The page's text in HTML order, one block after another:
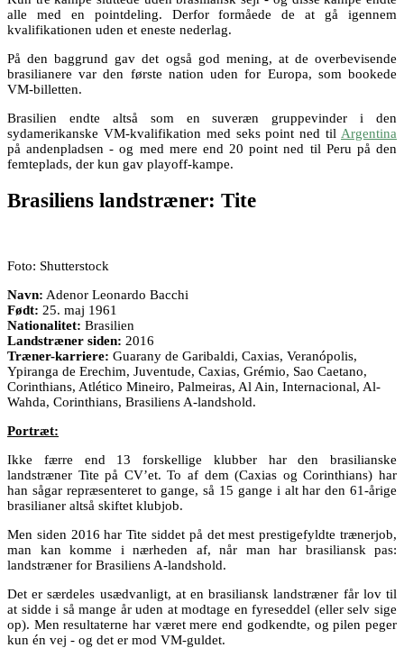
alle med en pointdeling. Derfor formåede de at gå igennem
kvalifikationen uden et eneste nederlag.
På den baggrund gav det også god mening, at de overbevisende
brasilianere var den første nation uden for Europa, som bookede
VM-billetten.
Brasilien endte altså som en suveræn gruppevinder i den
sydamerikanske VM-kvalifikation med seks point ned til Argentina
på andenpladsen - og med mere end 20 point ned til Peru på den
femteplads, der kun gav playoff-kampe.
Brasiliens landstræner: Tite
Foto: Shutterstock
Navn: Adenor Leonardo Bacchi
Født: 25. maj 1961
Nationalitet: Brasilien
Landstræner siden: 2016
Træner-karriere: Guarany de Garibaldi, Caxias, Veranópolis,
Ypiranga de Erechim, Juventude, Caxias, Grémio, Sao Caetano,
Corinthians, Atlético Mineiro, Palmeiras, Al Ain, Internacional, Al-
Wahda, Corinthians, Brasiliens A-landshold.
Portræt:
Ikke færre end 13 forskellige klubber har den brasilianske
landstræner Tite på CV’et. To af dem (Caxias og Corinthians) har
han sågar repræsenteret to gange, så 15 gange i alt har den 61-årige
brasilianer altså skiftet klubjob.
Men siden 2016 har Tite siddet på det mest prestigefyldte trænerjob,
man kan komme i nærheden af, når man har brasiliansk pas:
landstræner for Brasiliens A-landshold.
Det er særdeles usædvanligt, at en brasiliansk landstræner får lov til
at sidde i så mange år uden at modtage en fyreseddel (eller selv sige
op). Men resultaterne har været mere end godkendte, og pilen peger
kun én vej - og det er mod VM-guldet.